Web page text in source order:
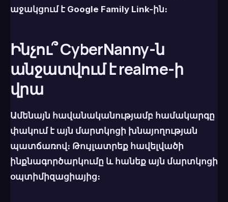
աջակցում է Google Family Link-ին։
Ինչու՞ CyberNanny-ն
անջատվում է realme-ի
վրա
Ամենայն հավանականությամբ համակարգը
փակում է այն մարտկոցի խնայողության
պատճառով։ Թույլատրեք հավելվածի
ինքնագործարկումը և հանեք այն մարտկոցի
օպտիմիզացիայից։